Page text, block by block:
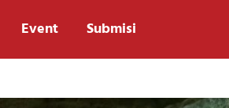
Event Submisi